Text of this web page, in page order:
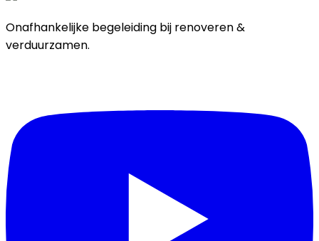
Onafhankelijke begeleiding bij renoveren &
verduurzamen.